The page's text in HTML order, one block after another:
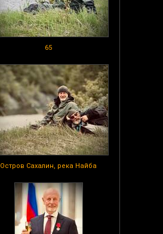
65
Остров Сахалин, река Найба